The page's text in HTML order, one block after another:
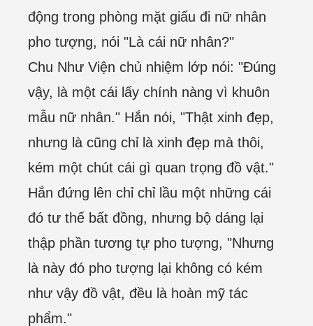
động trong phòng mặt giấu đi nữ nhân
pho tượng, nói "Là cái nữ nhân?"
Chu Như Viện chủ nhiệm lớp nói: "Đúng
vậy, là một cái lấy chính nàng vì khuôn
mẫu nữ nhân." Hắn nói, "Thật xinh đẹp,
nhưng là cũng chỉ là xinh đẹp mà thôi,
kém một chút cái gì quan trọng đồ vật."
Hắn đứng lên chỉ chỉ lầu một những cái
đó tư thế bất đồng, nhưng bộ dáng lại
thập phần tương tự pho tượng, "Nhưng
là này đó pho tượng lại không có kém
như vậy đồ vật, đều là hoàn mỹ tác
phẩm."